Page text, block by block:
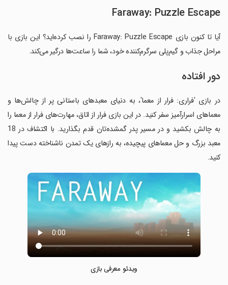
Faraway: Puzzle Escape
آیا تا کنون بازی Faraway: Puzzle Escape را نصب کرده‌اید؟ این بازی با
مراحل جذاب و گیم‌پلی سرگرم‌کننده خود، شما را ساعت‌ها درگیر می‌کند.
دور افتاده
در بازی 'فراری: فرار از معما'، به دنیای معبدهای باستانی پر از چالش‌ها و
معماهای اسرارآمیز سفر کنید. در این بازی فرار از اتاق، مهارت‌های فرار از معما را
به چالش بکشید و در مسیر پدر گمشده‌تان قدم بگذارید. با اکتشاف در 18
معبد بزرگ و حل معماهای پیچیده، به رازهای یک تمدن ناشناخته دست پیدا
کنید.
ویدئو معرفی بازی